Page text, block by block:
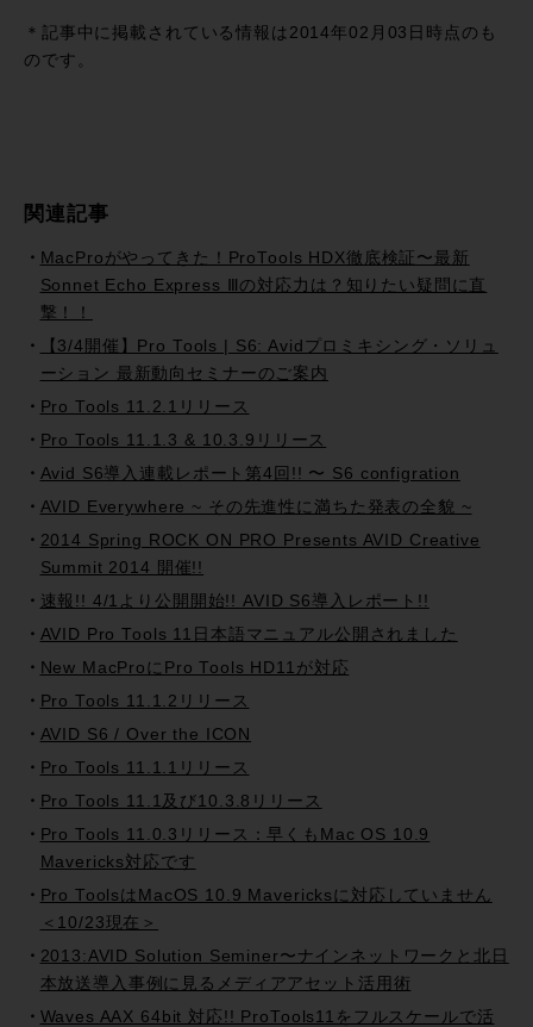
＊記事中に掲載されている情報は2014年02月03日時点のも
のです。
関連記事
MacProがやってきた！ProTools HDX徹底検証〜最新
Sonnet Echo Express Ⅲの対応力は？知りたい疑問に直
撃！！
【3/4開催】Pro Tools | S6: Avidプロミキシング・ソリュ
ーション 最新動向セミナーのご案内
Pro Tools 11.2.1リリース
Pro Tools 11.1.3 & 10.3.9リリース
Avid S6導入連載レポート第4回!! 〜 S6 configration
AVID Everywhere ~ その先進性に満ちた発表の全貌 ~
2014 Spring ROCK ON PRO Presents AVID Creative
Summit 2014 開催!!
速報!! 4/1より公開開始!! AVID S6導入レポート!!
AVID Pro Tools 11日本語マニュアル公開されました
New MacProにPro Tools HD11が対応
Pro Tools 11.1.2リリース
AVID S6 / Over the ICON
Pro Tools 11.1.1リリース
Pro Tools 11.1及び10.3.8リリース
Pro Tools 11.0.3リリース：早くもMac OS 10.9
Mavericks対応です
Pro ToolsはMacOS 10.9 Mavericksに対応していません
＜10/23現在＞
2013:AVID Solution Seminer〜ナインネットワークと北日
本放送導入事例に見るメディアアセット活用術
Waves AAX 64bit 対応!! ProTools11をフルスケールで活